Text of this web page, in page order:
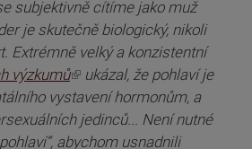
subjektivně cítíme jako muž
je skutečně biologický, nikoli
Extrémně velký a konzistentní
výzkumů
ukázal, že pohlaví je
vystavení hormonům, a
jedinců... Není nutné
abychom usnadnili